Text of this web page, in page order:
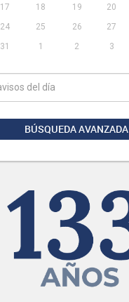
17 18 19 20
24 25 26 27
31 1 2 3
BÚSQUEDA AVANZADA